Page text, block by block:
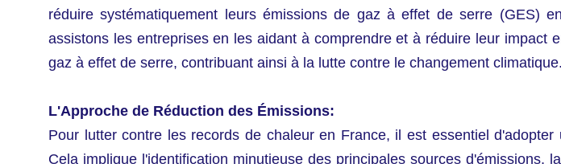
réduire systématiquement leurs émissions de gaz à effet de serre (GES)
assistons les entreprises en les aidant à comprendre et à réduire leur impact
gaz à effet de serre, contribuant ainsi à la lutte contre le changement climatique.
L'Approche de Réduction des Émissions:
Pour lutter contre les records de chaleur en France, il est essentiel
Cela implique l'identification minutieuse des principales sources